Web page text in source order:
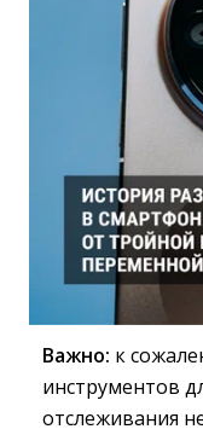
Важно: к
инструментов
отслеживания